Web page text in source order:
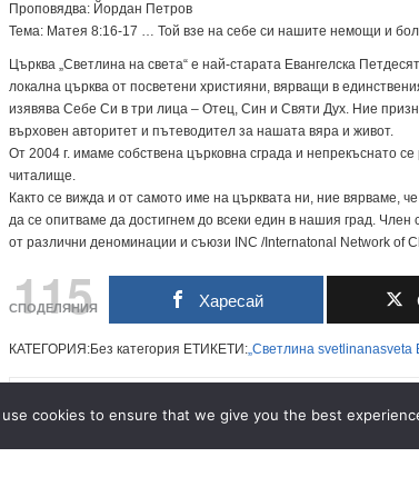
Проповядва: Йордан Петров
Тема: Матея 8:16-17 … Той взе на себе си нашите немощи и
Църква „Светлина на света“ е най-старата Евангелска
локална църква от посветени християни, вярващи в
изявява Себе Си в три лица – Отец, Син и Святи Дух. Ние
върховен авторитет и пътеводител за нашата вяра и живот.
От 2004 г. имаме собствена църковна сграда и непрекъснато
читалище.
Както се вижда и от самото име на църквата ни, ние вярваме,
да се опитваме да достигнем до всеки един в нашия град.
от различни деноминации и съюзи INC /Internatonal Network of
115
СПОДЕЛЯНИЯ Харесай
КАТЕГОРИЯ:Без категория ЕТИКЕТИ:„Светлина svetlinanasveta
Related Posts
п-р Младен МЛАДЕНОВ (1937-2026)
use cookies to ensure that we give you the best